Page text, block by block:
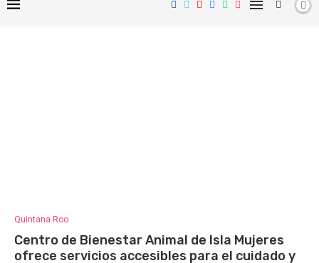
Quintana Roo
Centro de Bienestar Animal de Isla Mujeres
ofrece servicios accesibles para el cuidado y